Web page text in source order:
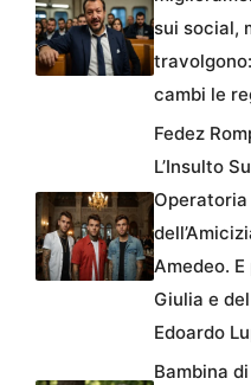
sui social,
cambi le
Fedez
L’Insulto
Operatoria
Amedeo.
Giulia e
Edoardo
Bambina